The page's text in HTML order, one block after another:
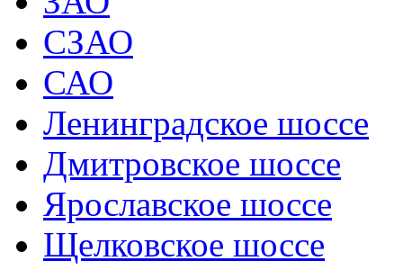
СЗАО
САО
Ленинградское шоссе
Дмитровское шоссе
Ярославское шоссе
Щелковское шоссе